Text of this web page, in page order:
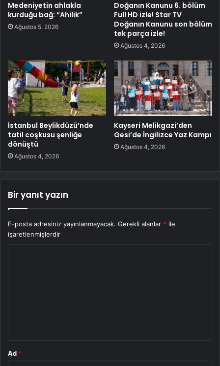
Medeniyetin ahlakla
kurduğu bağ: “Ahilik”
Ağustos 5, 2026
Doğanın Kanunu 6. bölüm
Full HD izle! Star TV
Doğanın Kanunu son bölüm
tek parça izle!
Ağustos 4, 2026
İstanbul Beylikdüzü’nde
tatil coşkusu şenliğe
dönüştü
Ağustos 4, 2026
Kayseri Melikgazi’den
Gesi’de İngilizce Yaz Kampı
Ağustos 4, 2026
Bir yanıt yazın
E-posta adresiniz yayınlanmayacak. Gerekli alanlar * ile
işaretlenmişlerdir
Ad *